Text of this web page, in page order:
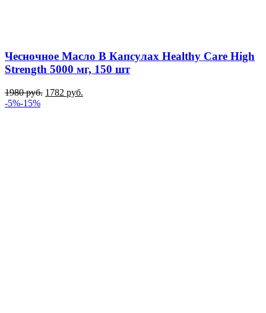
Чесночное Масло В Капсулах Healthy Care High
Strength 5000 мг, 150 шт
1980руб. 1782 руб.
-5%-15%